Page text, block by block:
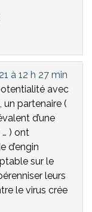
à 12 h 27 min
avec
un partenaire (
d’une
) ont
d’engin
sur le
leurs
le virus crée